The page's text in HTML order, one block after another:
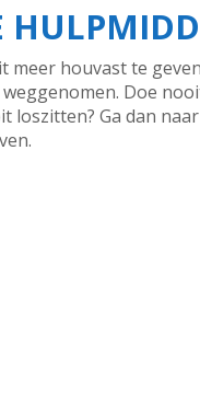
meer houvast te
Doe
loszitten? Ga dan